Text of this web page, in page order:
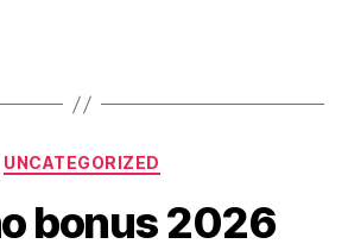
UNCATEGORIZED
bonus 2026